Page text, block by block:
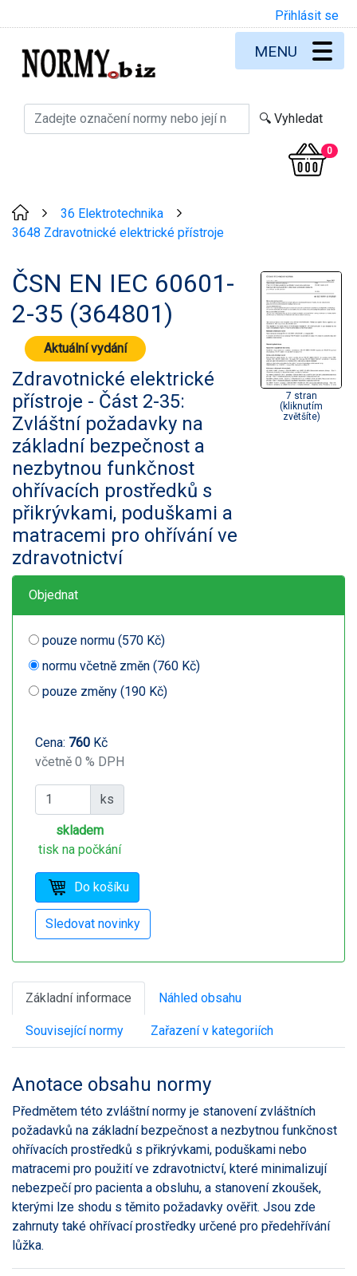
Přihlásit se
0
MENU
36 Elektrotechnika
3648 Zdravotnické elektrické přístroje
ČSN EN IEC 60601-
2-35 (364801)
Aktuální vydání
Zdravotnické elektrické
přístroje - Část 2-35:
Zvláštní požadavky na
základní bezpečnost a
nezbytnou funkčnost
ohřívacích prostředků s
přikrývkami, poduškami a
matracemi pro ohřívání ve
zdravotnictví
7 stran
(kliknutím
zvětšíte)
Objednat
pouze normu (570 Kč)
normu včetně změn (760 Kč)
pouze změny (190 Kč)
Cena: 760 Kč
včetně 0 % DPH
ks
skladem
tisk na počkání
Základní informace Náhled obsahu
Související normy Zařazení v kategoriích
Anotace obsahu normy
Předmětem této zvláštní normy je stanovení zvláštních
požadavků na základní bezpečnost a nezbytnou funkčnost
ohřívacích prostředků s přikrývkami, poduškami nebo
matracemi pro použití ve zdravotnictví, které minimalizují
nebezpečí pro pacienta a obsluhu, a stanovení zkoušek,
kterými lze shodu s těmito požadavky ověřit. Jsou zde
zahrnuty také ohřívací prostředky určené pro předehřívání
lůžka.